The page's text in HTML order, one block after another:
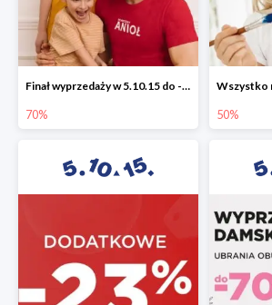
Finał wyprzedaży w 5.10.15 do -70%
70% 50%